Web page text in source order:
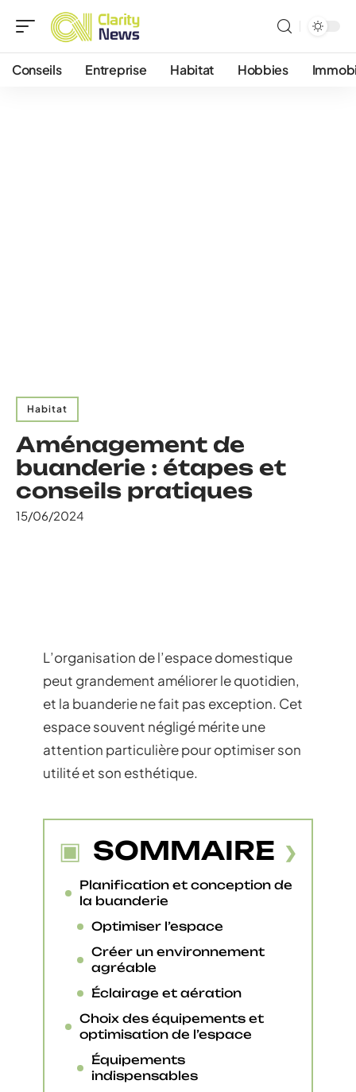
Conseils Entreprise Habitat Hobbies
Habitat
Aménagement de
buanderie : étapes et
conseils pratiques
15/06/2024
L’organisation de l’espace domestique
peut grandement améliorer le quotidien,
et la buanderie ne fait pas exception. Cet
espace souvent négligé mérite une
attention particulière pour optimiser son
utilité et son esthétique.
SOMMAIRE
Planification et conception de
la buanderie
Optimiser l’espace
Créer un environnement
agréable
Éclairage et aération
Choix des équipements et
optimisation de l’espace
Équipements
indispensables